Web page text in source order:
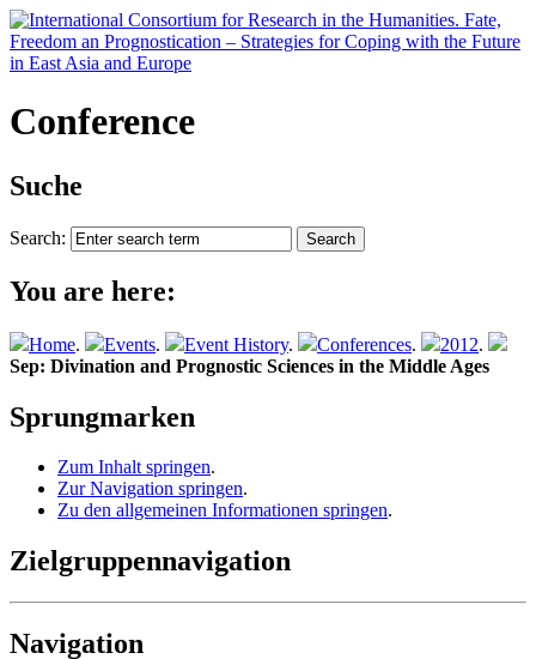
Conference
Suche
Search:
You are here:
Home. Events. Event History. Conferences. 2012.
Sep: Divination and Prognostic Sciences in the Middle Ages
Sprungmarken
Zum Inhalt springen.
Zur Navigation springen.
Zu den allgemeinen Informationen springen.
Zielgruppennavigation
Navigation